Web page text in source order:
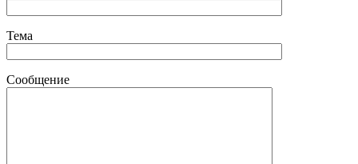
Тема
Сообщение